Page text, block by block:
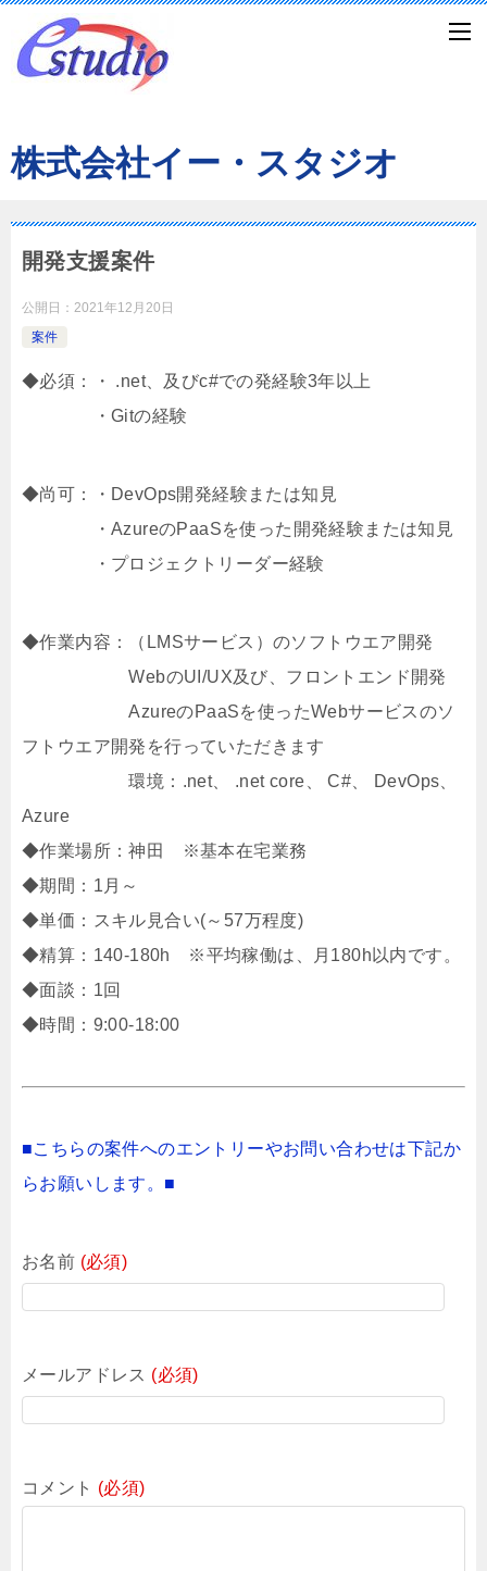
株式会社イー・スタジオ
開発支援案件
公開日： 2021年12月20日
案件
◆必須：・ .net、及びc#での発経験3年以上
・Gitの経験
◆尚可：・DevOps開発経験または知見
・AzureのPaaSを使った開発経験または知見
・プロジェクトリーダー経験
◆作業内容：（LMSサービス）のソフトウエア開発
WebのUI/UX及び、フロントエンド開発
AzureのPaaSを使ったWebサービスのソ
フトウエア開発を行っていただきます
環境：.net、 .net core、 C#、 DevOps、
Azure
◆作業場所：神田 ※基本在宅業務
◆期間：1月～
◆単価：スキル見合い(～57万程度)
◆精算：140-180h ※平均稼働は、月180h以内です。
◆面談：1回
◆時間：9:00-18:00
■こちらの案件へのエントリーやお問い合わせは下記か
らお願いします。■
お名前 (必須)
メールアドレス (必須)
コメント (必須)